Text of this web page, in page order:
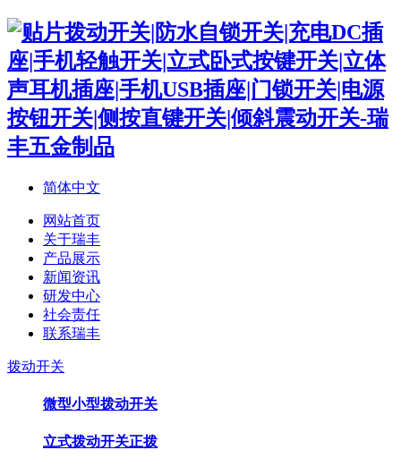
简体中文
网站首页
关于瑞丰
产品展示
新闻资讯
研发中心
社会责任
联系瑞丰
拨动开关
微型小型拨动开关
立式拨动开关正拨